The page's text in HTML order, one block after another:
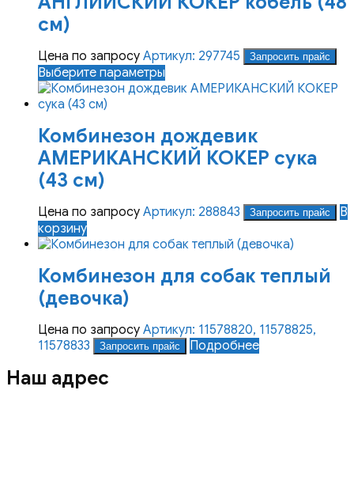
см)
Цена по запросу Артикул: 297745 Запросить прайс
Выберите параметры
товар
вариаций.
Опции
можно
странице
Комбинезон дождевик
АМЕРИКАНСКИЙ КОКЕР сука
(43 см)
Цена по запросу Артикул: 288843 Запросить прайс
В
корзину
Комбинезон для собак теплый
(девочка)
Цена по запросу Артикул: 11578820, 11578825,
11578833
Запросить прайс Подробнее
Наш адрес